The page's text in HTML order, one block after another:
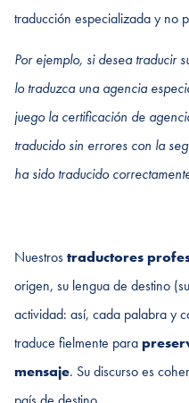
traducción especializada y no
Por ejemplo, si desea traducir
lo traduzca una agencia
juego la certificación de
traducido sin errores con la
ha sido traducido
Nuestrostraductores
origen, su lengua de destino
actividad: así, cada palabra y
traduce fielmente para
mensaje. Su discurso es